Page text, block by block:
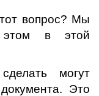
вопрос? Мы
этом в этой
могут
Это